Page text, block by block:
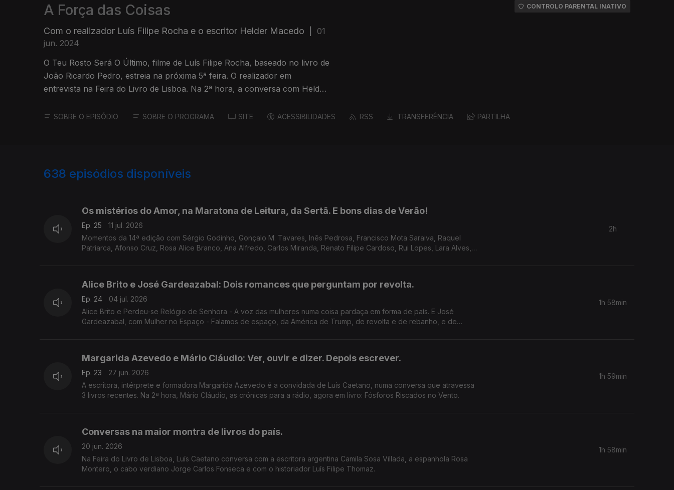
A Força das Coisas
Com o realizador Luís Filipe Rocha e o escritor Helder Macedo
01
jun. 2024
O Teu Rosto Será O Último, filme de Luís Filipe Rocha, baseado no livro de
João Ricardo Pedro, estreia na próxima 5ª feira. O realizador em
entrevista na Feira do Livro de Lisboa. Na 2ª hora, a conversa com Helder
CONTROLO PARENTAL INATIVO
SOBRE O EPISÓDIO SOBRE O PROGRAMA SITE ACESSIBILIDADES RSS TRANSFERÊNCIA PARTILHA
638 episódios disponíveis
Os mistérios do Amor, na Maratona de Leitura, da Sertã. E bons dias de Verão!
Ep. 25
11 jul. 2026
Momentos da 14ª edição com Sérgio Godinho, Gonçalo M. Tavares, Inês Pedrosa, Francisco Mota Saraiva, Raquel
Patriarca, Afonso Cruz, Rosa Alice Branco, Ana Alfredo, Carlos Miranda, Renato Filipe Cardoso, Rui Lopes, Lara Alves,
2h
Alice Brito e José Gardeazabal: Dois romances que perguntam por revolta.
Ep. 24
04 jul. 2026
Alice Brito e Perdeu-se Relógio de Senhora - A voz das mulheres numa coisa pardaça em forma de país. E José
Gardeazabal, com Mulher no Espaço - Falamos de espaço, da América de Trump, de revolta e de rebanho, e de
1h 58min
Margarida Azevedo e Mário Cláudio: Ver, ouvir e dizer. Depois escrever.
Ep. 23
27 jun. 2026
A escritora, intérprete e formadora Margarida Azevedo é a convidada de Luís Caetano, numa conversa que atravessa
3 livros recentes. Na 2ª hora, Mário Cláudio, as crónicas para a rádio, agora em livro: Fósforos Riscados no Vento.
1h 59min
Conversas na maior montra de livros do país.
20 jun. 2026
Na Feira do Livro de Lisboa, Luís Caetano conversa com a escritora argentina Camila Sosa Villada, a espanhola Rosa
Montero, o cabo verdiano Jorge Carlos Fonseca e com o historiador Luís Filipe Thomaz.
1h 58min